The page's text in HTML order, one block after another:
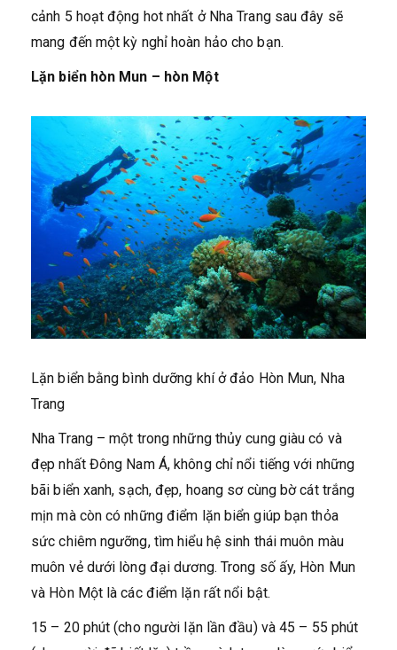
cảnh 5 hoạt động hot nhất ở Nha Trang sau đây sẽ
mang đến một kỳ nghỉ hoàn hảo cho bạn.
Lặn biển hòn Mun – hòn Một
Lặn biển bằng bình dưỡng khí ở đảo Hòn Mun, Nha
Trang
Nha Trang – một trong những thủy cung giàu có và
đẹp nhất Đông Nam Á, không chỉ nổi tiếng với những
bãi biển xanh, sạch, đẹp, hoang sơ cùng bờ cát trắng
mịn mà còn có những điểm lặn biển giúp bạn thỏa
sức chiêm ngưỡng, tìm hiểu hệ sinh thái muôn màu
muôn vẻ dưới lòng đại dương. Trong số ấy, Hòn Mun
và Hòn Một là các điểm lặn rất nổi bật.
15 – 20 phút (cho người lặn lần đầu) và 45 – 55 phút